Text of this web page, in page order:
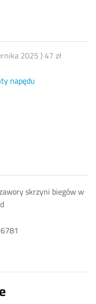
2025)47zł
napędu
skrzyni biegów w